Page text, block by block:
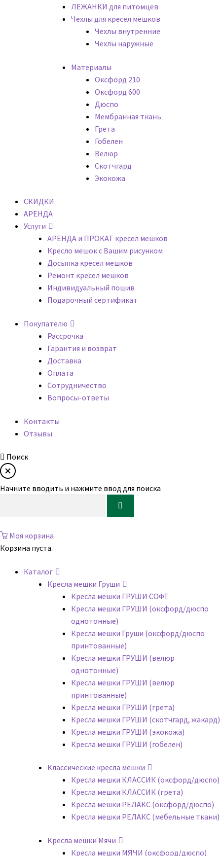
ЛЕЖАНКИ для питомцев
Чехлы для кресел мешков
Чехлы внутренние
Чехлы наружные
Материалы
Оксфорд 210
Оксфорд 600
Дюспо
Мембранная ткань
Грета
Гобелен
Велюр
Скотчгард
Экокожа
СКИДКИ
АРЕНДА
Услуги
АРЕНДА и ПРОКАТ кресел мешков
Кресло мешок с Вашим рисунком
Досыпка кресел мешков
Ремонт кресел мешков
Индивидуальный пошив
Подарочный сертификат
Покупателю
Рассрочка
Гарантия и возврат
Доставка
Оплата
Сотрудничество
Вопросы-ответы
Контакты
Отзывы
Поиск
Начните вводить и нажмите ввод для поиска
Моя корзина
Корзина пуста.
Каталог
Кресла мешки Груши
Кресла мешки ГРУШИ СОФТ
Кресла мешки ГРУШИ (оксфорд/дюспо
однотонные)
Кресла мешки Груши (оксфорд/дюспо
принтованные)
Кресла мешки ГРУШИ (велюр
однотонные)
Кресла мешки ГРУШИ (велюр
принтованные)
Кресла мешки ГРУШИ (грета)
Кресла мешки ГРУШИ (скотчгард, жакард)
Кресла мешки ГРУШИ (экокожа)
Кресла мешки ГРУШИ (гобелен)
Классические кресла мешки
Кресла мешки КЛАССИК (оксфорд/дюспо)
Кресла мешки КЛАССИК (грета)
Креслa мешки РЕЛАКС (оксфорд/дюспо)
Креслa мешки РЕЛАКС (мебельные ткани)
Кресла мешки Мячи
Кресла мешки МЯЧИ (оксфорд/дюспо)